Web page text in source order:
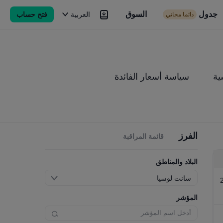
جدول دائما مجاني السوق العربية فتح حساب السوق
سياسة أسعار الفائدة
الفرز قائمة المراقبة
البلاد والمناطق
سانت لوسيا
المؤشر